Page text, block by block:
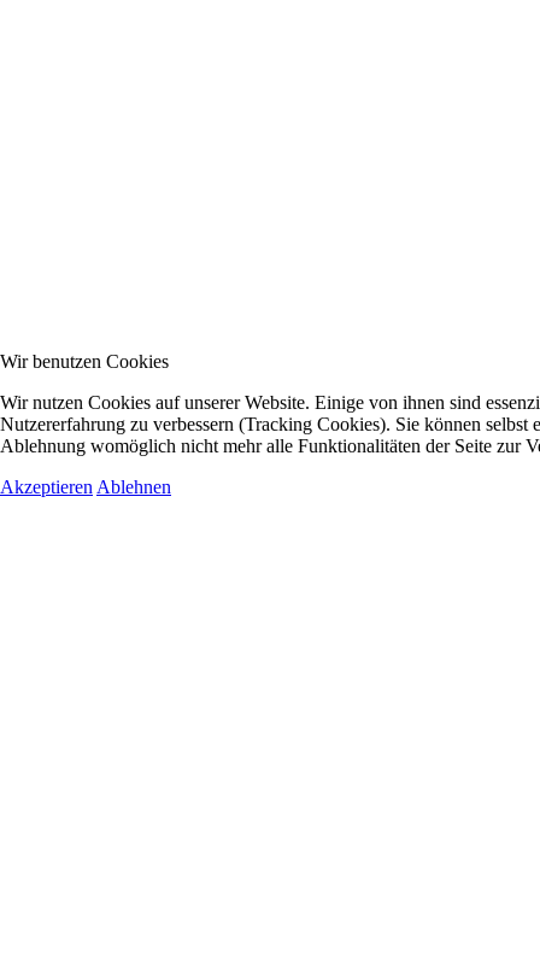
Wir benutzen Cookies
Wir nutzen Cookies auf unserer Website. Einige von ihnen sind
Nutzererfahrung zu verbessern (Tracking Cookies). Sie können selbst
Ablehnung womöglich nicht mehr alle Funktionalitäten der Seite zur
Akzeptieren Ablehnen